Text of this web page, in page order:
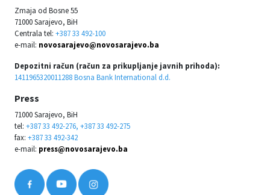
Zmaja od Bosne 55
71000 Sarajevo, BiH
Centrala tel: +387 33 492-100
e-mail: novosarajevo@novosarajevo.ba
Depozitni račun (račun za prikupljanje javnih prihoda):
1411965320011288 Bosna Bank International d.d.
Press
71000 Sarajevo, BiH
tel: +387 33 492-276, +387 33 492-275
fax: +387 33 492-342
e-mail: press@novosarajevo.ba